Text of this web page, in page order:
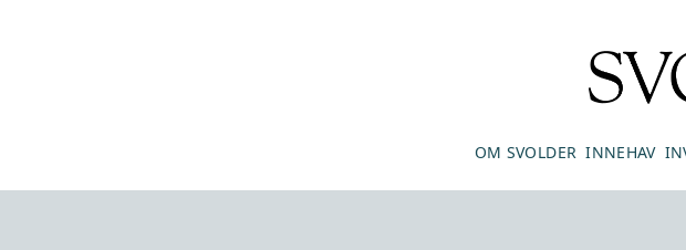
OM SVOLDER INNEHAV